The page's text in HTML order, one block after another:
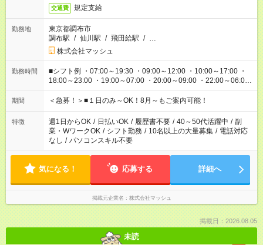
交通費 規定支給
勤務地
東京都調布市
調布駅 / 仙川駅 / 飛田給駅 / …
株式会社マッシュ
勤務時間
■シフト例 ・07:00～19:30 ・09:00～12:00 ・10:00～17:00 ・
18:00～23:00 ・19:00～07:00 ・20:00～09:00 ・22:00～06:00
etc ★最短で3時間で5,120円のお仕事から 15時間で2万円近く稼
げるお仕事も！ ご希望のお時間に合わせてご紹介！ ※シフトは
ください！
期間 ＜急募！＞■１日のみ～OK！8月～もご案内可能！
特徴 週1日からOK / 日払いOK / 履歴書不要 / 40～50代活躍中 / 副
業・WワークOK / シフト勤務 / 10名以上の大量募集 / 電話対応
なし / パソコンスキル不要
気になる！ 応募する 詳細へ
掲載元企業名 株式会社マッシュ
掲載日：2026.08.05
未読